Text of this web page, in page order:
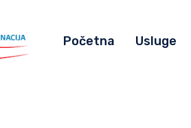
Početna Usluge